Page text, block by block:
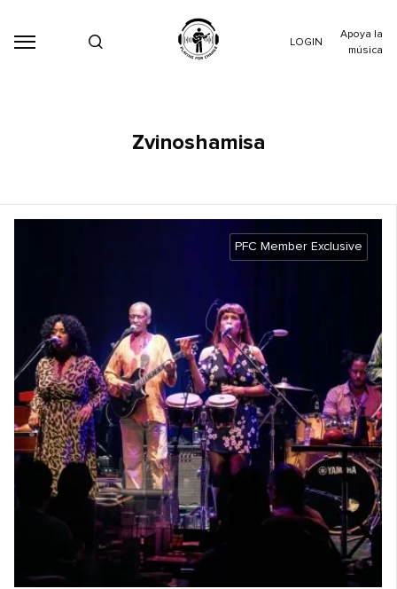
LOGIN
Apoya la
música
Zvinoshamisa
PFC Member Exclusive